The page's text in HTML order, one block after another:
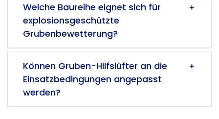
Welche Baureihe eignet sich für
explosionsgeschützte
Grubenbewetterung?
Können Gruben-Hilfslüfter an die
Einsatzbedingungen angepasst
werden?